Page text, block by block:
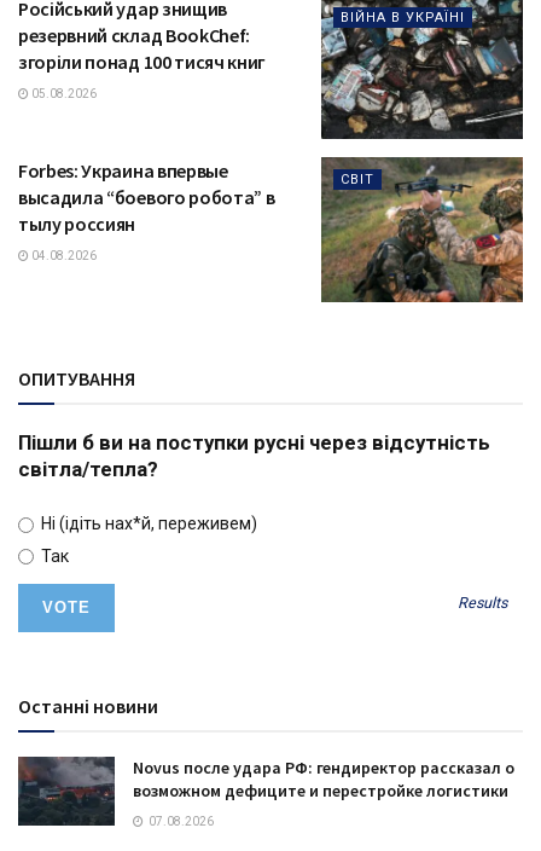
ВІЙНА В УКРАЇНІ
Російський удар знищив
резервний склад BookChef:
згоріли понад 100 тисяч книг
05.08.2026
СВІТ
Forbes: Украина впервые
высадила “боевого робота” в
тылу россиян
04.08.2026
ОПИТУВАННЯ
Пішли б ви на поступки русні через відсутність
світла/тепла?
Ні (ідіть нах*й, переживем)
Так
Results
Останні новини
Novus после удара РФ: гендиректор рассказал о
возможном дефиците и перестройке логистики
07.08.2026